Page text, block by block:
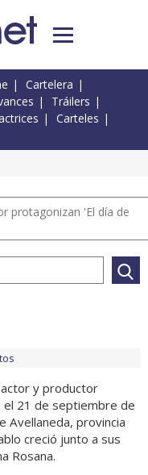
Cartelera
Tráilers
Carteles
protagonizan 'El día de
actor y productor
el 21 de septiembre de
Avellaneda, provincia
creció junto a sus
Rosana.